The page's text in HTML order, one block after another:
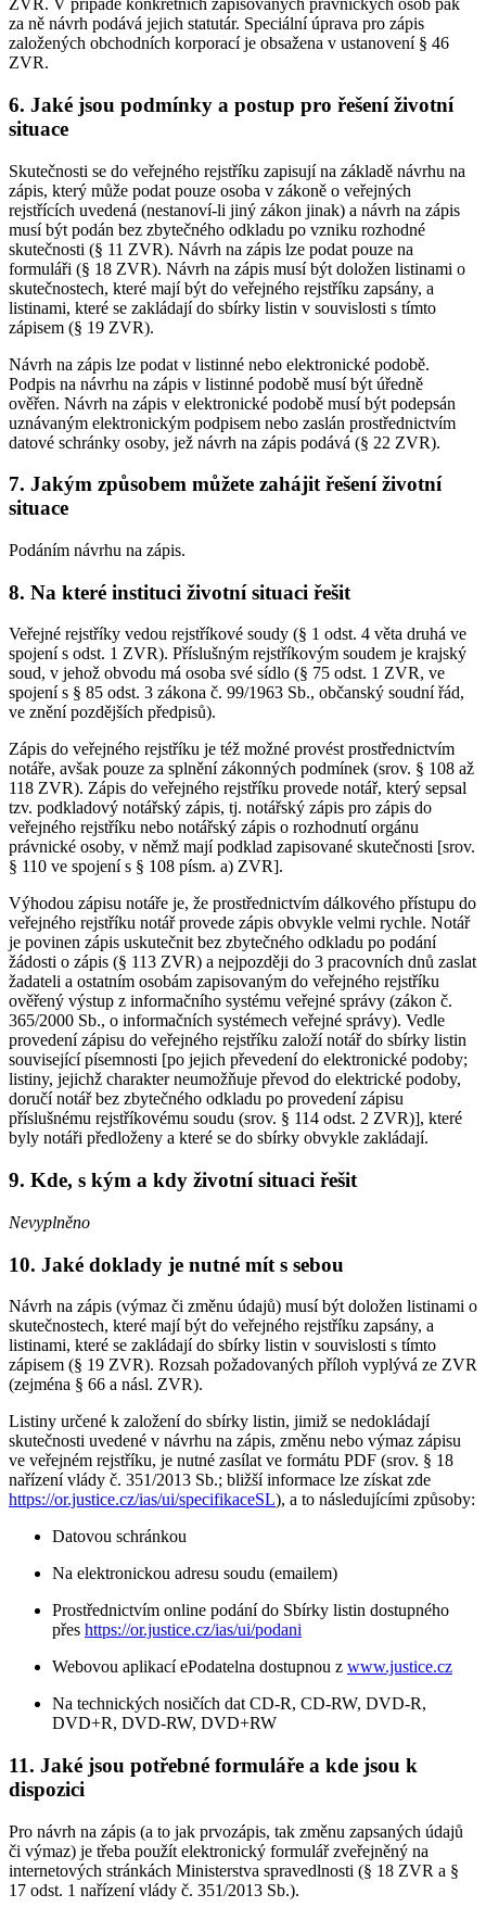
ZVR. V případě konkrétních zapisovaných právnických osob pak
za ně návrh podává jejich statutár. Speciální úprava pro zápis
založených obchodních korporací je obsažena v ustanovení § 46
ZVR.
6. Jaké jsou podmínky a postup pro řešení životní
situace
Skutečnosti se do veřejného rejstříku zapisují na základě návrhu na
zápis, který může podat pouze osoba v zákoně o veřejných
rejstřících uvedená (nestanoví-li jiný zákon jinak) a návrh na zápis
musí být podán bez zbytečného odkladu po vzniku rozhodné
skutečnosti (§ 11 ZVR). Návrh na zápis lze podat pouze na
formuláři (§ 18 ZVR). Návrh na zápis musí být doložen listinami o
skutečnostech, které mají být do veřejného rejstříku zapsány, a
listinami, které se zakládají do sbírky listin v souvislosti s tímto
zápisem (§ 19 ZVR).
Návrh na zápis lze podat v listinné nebo elektronické podobě.
Podpis na návrhu na zápis v listinné podobě musí být úředně
ověřen. Návrh na zápis v elektronické podobě musí být podepsán
uznávaným elektronickým podpisem nebo zaslán prostřednictvím
datové schránky osoby, jež návrh na zápis podává (§ 22 ZVR).
7. Jakým způsobem můžete zahájit řešení životní
situace
Podáním návrhu na zápis.
8. Na které instituci životní situaci řešit
Veřejné rejstříky vedou rejstříkové soudy (§ 1 odst. 4 věta druhá ve
spojení s odst. 1 ZVR). Příslušným rejstříkovým soudem je krajský
soud, v jehož obvodu má osoba své sídlo (§ 75 odst. 1 ZVR, ve
spojení s § 85 odst. 3 zákona č. 99/1963 Sb., občanský soudní řád,
ve znění pozdějších předpisů).
Zápis do veřejného rejstříku je též možné provést prostřednictvím
notáře, avšak pouze za splnění zákonných podmínek (srov. § 108 až
118 ZVR). Zápis do veřejného rejstříku provede notář, který sepsal
tzv. podkladový notářský zápis, tj. notářský zápis pro zápis do
veřejného rejstříku nebo notářský zápis o rozhodnutí orgánu
právnické osoby, v němž mají podklad zapisované skutečnosti [srov.
§ 110 ve spojení s § 108 písm. a) ZVR].
Výhodou zápisu notáře je, že prostřednictvím dálkového přístupu do
veřejného rejstříku notář provede zápis obvykle velmi rychle. Notář
je povinen zápis uskutečnit bez zbytečného odkladu po podání
žádosti o zápis (§ 113 ZVR) a nejpozději do 3 pracovních dnů zaslat
žadateli a ostatním osobám zapisovaným do veřejného rejstříku
ověřený výstup z informačního systému veřejné správy (zákon č.
365/2000 Sb., o informačních systémech veřejné správy). Vedle
provedení zápisu do veřejného rejstříku založí notář do sbírky listin
související písemnosti [po jejich převedení do elektronické podoby;
listiny, jejichž charakter neumožňuje převod do elektrické podoby,
doručí notář bez zbytečného odkladu po provedení zápisu
příslušnému rejstříkovému soudu (srov. § 114 odst. 2 ZVR)], které
byly notáři předloženy a které se do sbírky obvykle zakládají.
9. Kde, s kým a kdy životní situaci řešit
Nevyplněno
10. Jaké doklady je nutné mít s sebou
Návrh na zápis (výmaz či změnu údajů) musí být doložen listinami o
skutečnostech, které mají být do veřejného rejstříku zapsány, a
listinami, které se zakládají do sbírky listin v souvislosti s tímto
zápisem (§ 19 ZVR). Rozsah požadovaných příloh vyplývá ze ZVR
(zejména § 66 a násl. ZVR).
Listiny určené k založení do sbírky listin, jimiž se nedokládají
skutečnosti uvedené v návrhu na zápis, změnu nebo výmaz zápisu
ve veřejném rejstříku, je nutné zasílat ve formátu PDF (srov. § 18
nařízení vlády č. 351/2013 Sb.; bližší informace lze získat zde
https://or.justice.cz/ias/ui/specifikaceSL), a to následujícími způsoby:
Datovou schránkou
Na elektronickou adresu soudu (emailem)
Prostřednictvím online podání do Sbírky listin dostupného
přes https://or.justice.cz/ias/ui/podani
Webovou aplikací ePodatelna dostupnou z www.justice.cz
Na technických nosičích dat CD-R, CD-RW, DVD-R,
DVD+R, DVD-RW, DVD+RW
11. Jaké jsou potřebné formuláře a kde jsou k
dispozici
Pro návrh na zápis (a to jak prvozápis, tak změnu zapsaných údajů
či výmaz) je třeba použít elektronický formulář zveřejněný na
internetových stránkách Ministerstva spravedlnosti (§ 18 ZVR a §
17 odst. 1 nařízení vlády č. 351/2013 Sb.).